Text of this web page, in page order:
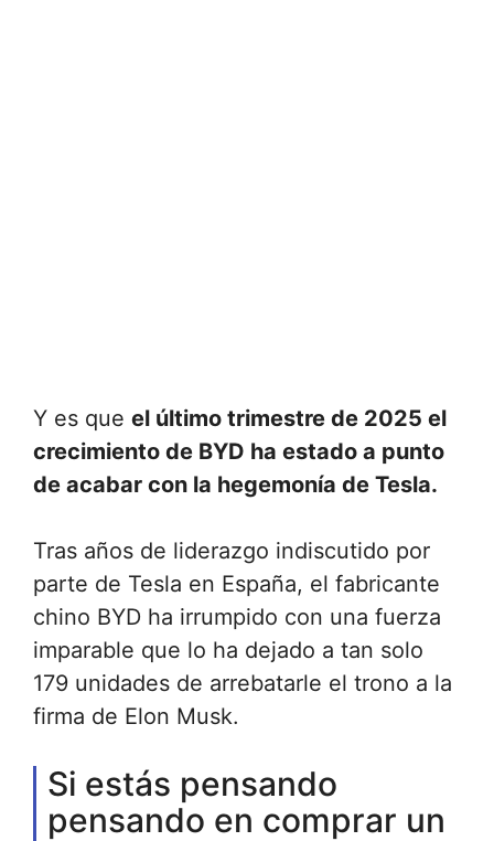
Y es que el último trimestre de 2025 el
crecimiento de BYD ha estado a punto
de acabar con la hegemonía de Tesla.
Tras años de liderazgo indiscutido por
parte de Tesla en España, el fabricante
chino BYD ha irrumpido con una fuerza
imparable que lo ha dejado a tan solo
179 unidades de arrebatarle el trono a la
firma de Elon Musk.
Si estás pensando
pensando en comprar un